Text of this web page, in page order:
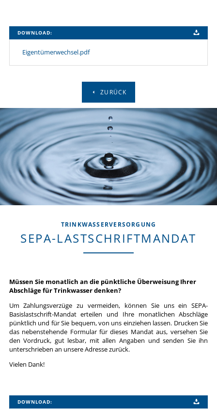
DOWNLOAD:
Eigentümerwechsel.pdf
ZURÜCK
TRINKWASSERVERSORGUNG
SEPA-LASTSCHRIFTMANDAT
Müssen Sie monatlich an die pünktliche Überweisung Ihrer
Abschläge für Trinkwasser denken?
Um Zahlungsverzüge zu vermeiden, können Sie uns einSEPA-
Basislastschrift-Mandat erteilen und Ihre monatlichen Abschläge
pünktlich und für Sie bequem, von uns einziehen lassen. Drucken Sie
das nebenstehende Formular für dieses Mandat aus, versehen Sie
den Vordruck, gut lesbar, mit allen Angaben und senden Sie ihn
unterschrieben an unsere Adresse zurück.
Vielen Dank!
DOWNLOAD: